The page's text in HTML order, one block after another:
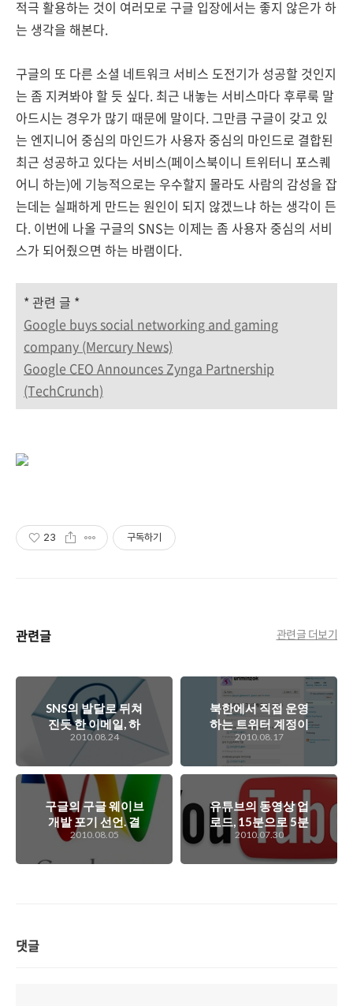
적극 활용하는 것이 여러모로 구글 입장에서는 좋지 않은가 하
는 생각을 해본다.
구글의 또 다른 소셜 네트워크 서비스 도전기가 성공할 것인지
는 좀 지켜봐야 할 듯 싶다. 최근 내놓는 서비스마다 후루룩 말
아드시는 경우가 많기 때문에 말이다. 그만큼 구글이 갖고 있
는 엔지니어 중심의 마인드가 사용자 중심의 마인드로 결합된
최근 성공하고 있다는 서비스(페이스북이니 트위터니 포스퀘
어니 하는)에 기능적으로는 우수할지 몰라도 사람의 감성을 잡
는데는 실패하게 만드는 원인이 되지 않겠느냐 하는 생각이 든
다. 이번에 나올 구글의 SNS는 이제는 좀 사용자 중심의 서비
스가 되어줬으면 하는 바램이다.
* 관련 글 *
Google buys social networking and gaming
company (Mercury News)
Google CEO Announces Zynga Partnership
(TechCrunch)
23 구독하기
관련글 관련글 더보기
SNS의 발달로 뒤쳐
진듯 한 이메일, 하
지만 여전히 활용도
이메일!
2010.08.24
북한에서 직접 운영
하는 트위터 계정이
생겼다?
2010.08.17
구글의 구글 웨이브
개발 포기 선언. 결
국 구글 웨이브, 퇴
2010.08.05
유튜브의 동영상 업
로드, 15분으로 5분
더 늘린다.
2010.07.30
댓글